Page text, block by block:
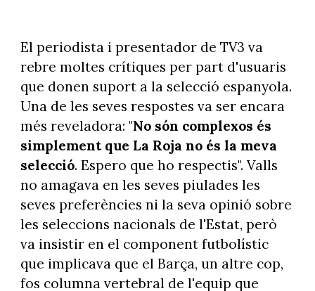
El periodista i presentador de TV3 va
rebre moltes crítiques per part d'usuaris
que donen suport a la selecció espanyola.
Una de les seves respostes va ser encara
més reveladora: "No són complexos és
simplement que La Roja no és la meva
selecció. Espero que ho respectis". Valls
no amagava en les seves piulades les
seves preferències ni la seva opinió sobre
les seleccions nacionals de l'Estat, però
va insistir en el component futbolístic
que implicava que el Barça, un altre cop,
fos columna vertebral de l'equip que